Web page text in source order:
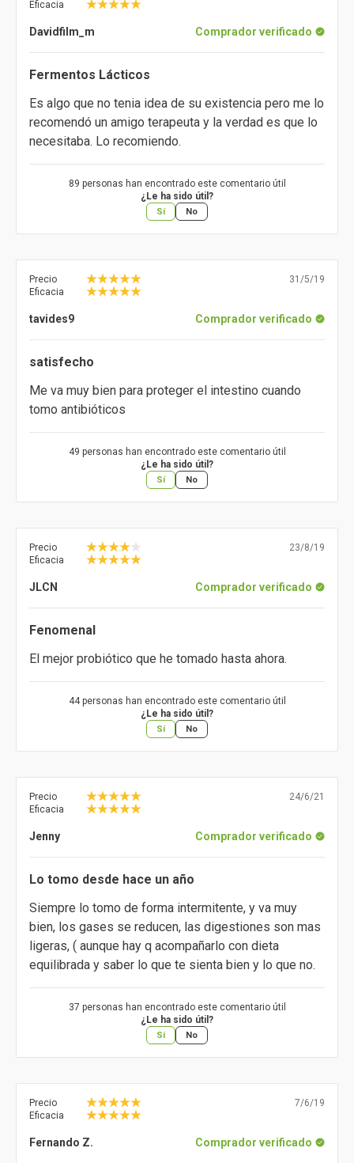
Eficacia
Davidfilm_m Comprador verificado
Fermentos Lácticos
Es algo que no tenia idea de su existencia pero me lo
recomendó un amigo terapeuta y la verdad es que lo
necesitaba. Lo recomiendo.
89 personas han encontrado este comentario útil
¿Le ha sido útil?
Sí No
Precio
Eficacia
31/5/19
tavides9 Comprador verificado
satisfecho
Me va muy bien para proteger el intestino cuando
tomo antibióticos
49 personas han encontrado este comentario útil
¿Le ha sido útil?
Sí No
Precio
Eficacia
23/8/19
JLCN Comprador verificado
Fenomenal
El mejor probiótico que he tomado hasta ahora.
44 personas han encontrado este comentario útil
¿Le ha sido útil?
Sí No
Precio
Eficacia
24/6/21
Jenny Comprador verificado
Lo tomo desde hace un año
Siempre lo tomo de forma intermitente, y va muy
bien, los gases se reducen, las digestiones son mas
ligeras, ( aunque hay q acompañarlo con dieta
equilibrada y saber lo que te sienta bien y lo que no.
37 personas han encontrado este comentario útil
¿Le ha sido útil?
Sí No
Precio
Eficacia
7/6/19
Fernando Z. Comprador verificado